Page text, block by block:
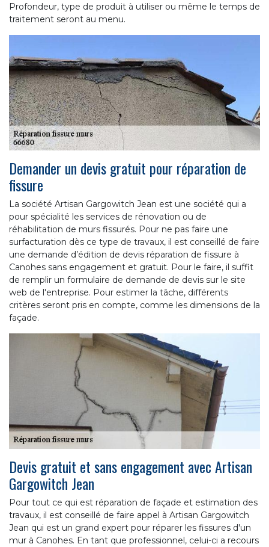
Profondeur, type de produit à utiliser ou même le temps de
traitement seront au menu.
Demander un devis gratuit pour réparation de
fissure
La société Artisan Gargowitch Jean est une société qui a
pour spécialité les services de rénovation ou de
réhabilitation de murs fissurés. Pour ne pas faire une
surfacturation dès ce type de travaux, il est conseillé de faire
une demande d’édition de devis réparation de fissure à
Canohes sans engagement et gratuit. Pour le faire, il suffit
de remplir un formulaire de demande de devis sur le site
web de l'entreprise. Pour estimer la tâche, différents
critères seront pris en compte, comme les dimensions de la
façade.
Devis gratuit et sans engagement avec Artisan
Gargowitch Jean
Pour tout ce qui est réparation de façade et estimation des
travaux, il est conseillé de faire appel à Artisan Gargowitch
Jean qui est un grand expert pour réparer les fissures d'un
mur à Canohes. En tant que professionnel, celui-ci a recours